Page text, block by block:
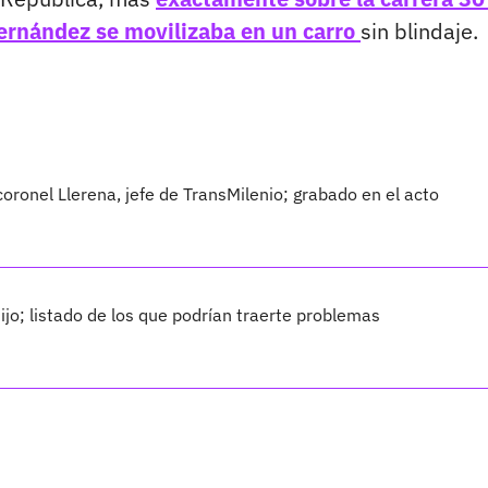
se movilizaba en un carro sin blindaje.
Llerena, jefe de TransMilenio; grabado en el acto
listado de los que podrían traerte problemas